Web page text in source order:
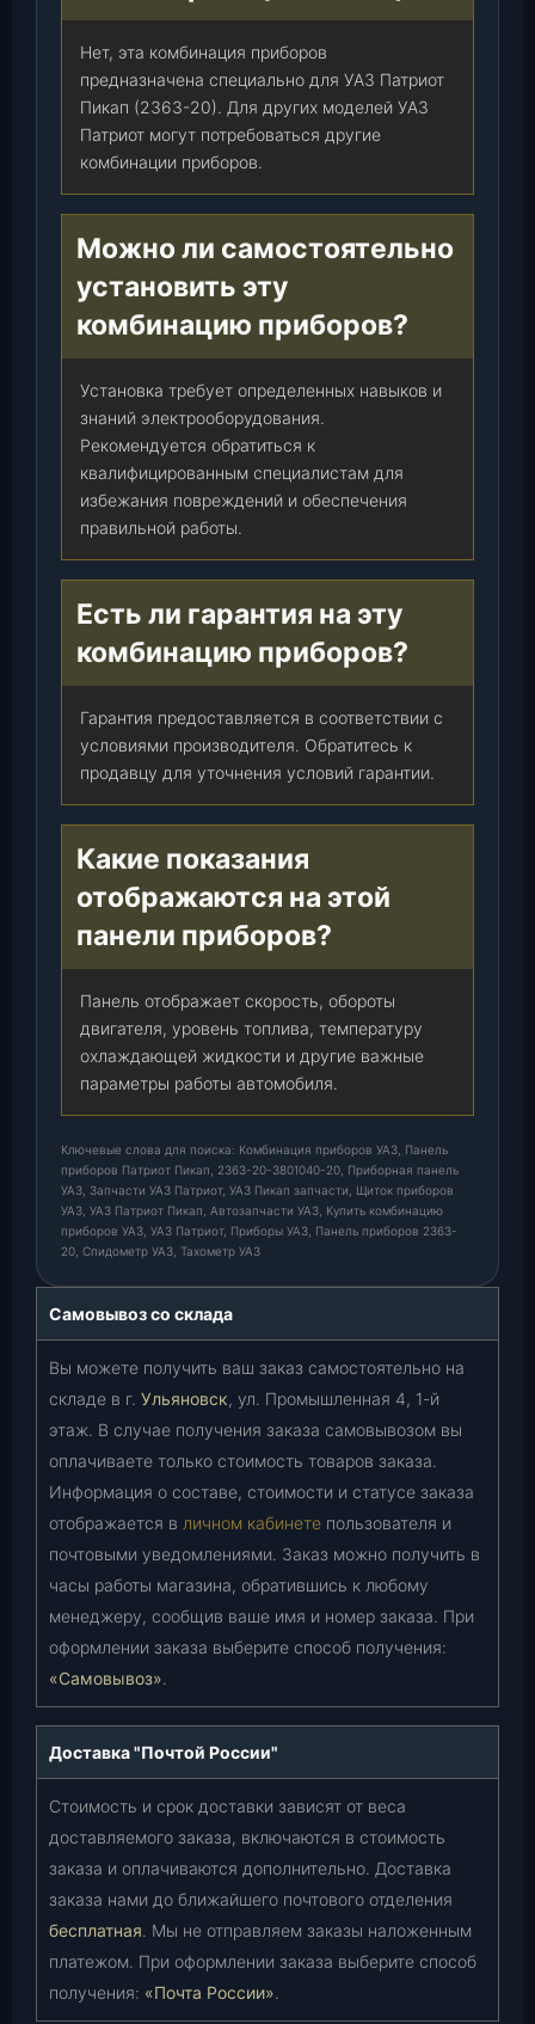
Нет, эта комбинация приборов
предназначена специально для УАЗ Патриот
Пикап (2363-20). Для других моделей УАЗ
Патриот могут потребоваться другие
комбинации приборов.
Можно ли самостоятельно
установить эту
комбинацию приборов?
Установка требует определенных навыков и
знаний электрооборудования.
Рекомендуется обратиться к
квалифицированным специалистам для
избежания повреждений и обеспечения
правильной работы.
Есть ли гарантия на эту
комбинацию приборов?
Гарантия предоставляется в соответствии с
условиями производителя. Обратитесь к
продавцу для уточнения условий гарантии.
Какие показания
отображаются на этой
панели приборов?
Панель отображает скорость, обороты
двигателя, уровень топлива, температуру
охлаждающей жидкости и другие важные
параметры работы автомобиля.
Ключевые слова для поиска: Комбинация приборов УАЗ, Панель
приборов Патриот Пикап, 2363-20-3801040-20, Приборная панель
УАЗ, Запчасти УАЗ Патриот, УАЗ Пикап запчасти, Щиток приборов
УАЗ, УАЗ Патриот Пикап, Автозапчасти УАЗ, Купить комбинацию
приборов УАЗ, УАЗ Патриот, Приборы УАЗ, Панель приборов 2363-
20, Спидометр УАЗ, Тахометр УАЗ
Самовывоз со склада
Вы можете получить ваш заказ самостоятельно на
складе в г. Ульяновск, ул. Промышленная 4, 1-й
этаж. В случае получения заказа самовывозом вы
оплачиваете только стоимость товаров заказа.
Информация о составе, стоимости и статусе заказа
отображается в личном кабинете пользователя и
почтовыми уведомлениями. Заказ можно получить в
часы работы магазина, обратившись к любому
менеджеру, сообщив ваше имя и номер заказа. При
оформлении заказа выберите способ получения:
«Самовывоз».
Доставка "Почтой России"
Стоимость и срок доставки зависят от веса
доставляемого заказа, включаются в стоимость
заказа и оплачиваются дополнительно. Доставка
заказа нами до ближайшего почтового отделения
бесплатная. Мы не отправляем заказы наложенным
платежом. При оформлении заказа выберите способ
получения: «Почта России».